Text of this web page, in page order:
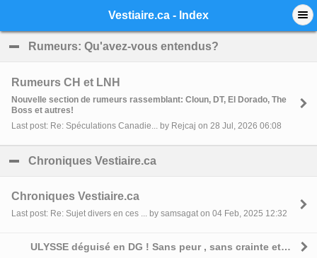
Vestiaire.ca - Index
Rumeurs: Qu'avez-vous entendus?
Rumeurs CH et LNH
Nouvelle section de rumeurs rassemblant: Cloun, DT, El Dorado, The
Boss et autres!
Last post: Re: Spéculations Canadie... by Rejcaj on 28 Jul, 2026 06:08
Chroniques Vestiaire.ca
Chroniques Vestiaire.ca
Last post: Re: Sujet divers en ces ... by samsagat on 04 Feb, 2025 12:32
ULYSSE déguisé en DG ! Sans peur , sans crainte et sans complexe